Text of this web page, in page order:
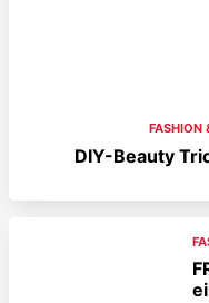
FASHION
DIY-Beauty